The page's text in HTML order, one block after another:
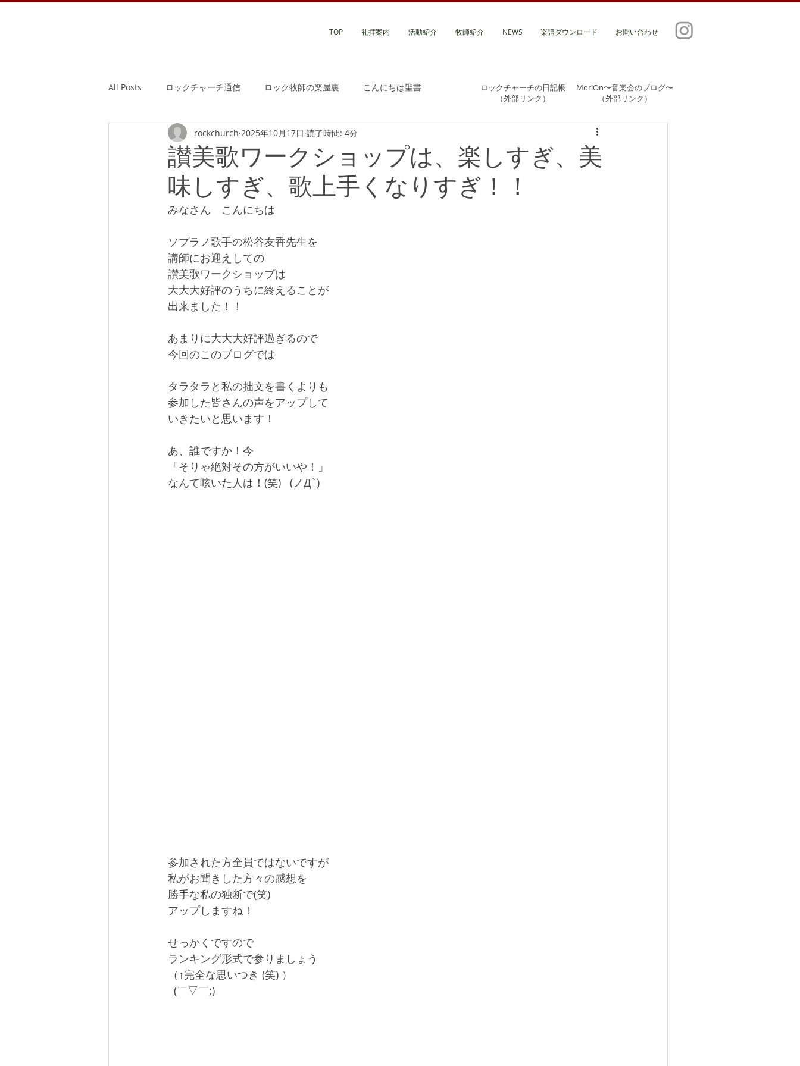
TOP 礼拝案内 活動紹介 牧師紹介 NEWS 楽譜ダウンロード お問い合わせ
All Posts ロックチャーチ通信 ロック牧師の楽屋裏 こんにちは聖書
讃美歌ワークショップは、楽しすぎ、美
味しすぎ、歌上手くなりすぎ！！
rockchurch 2025年10月17日 読了時間: 4分
みなさん　こんにちは
ソプラノ歌手の松谷友香先生を
講師にお迎えしての
讃美歌ワークショップは
大大大好評のうちに終えることが
出来ました！！
あまりに大大大好評過ぎるので
今回のこのブログでは
タラタラと私の拙文を書くよりも
参加した皆さんの声をアップして
いきたいと思います！
あ、誰ですか！今
「そりゃ絶対その方がいいや！」
なんて呟いた人は！(笑)   (ノД`)
参加された方全員ではないですが
私がお聞きした方々の感想を
勝手な私の独断で(笑)
アップしますね！
せっかくですので
ランキング形式で参りましょう
（↑完全な思いつき (笑) ）
  (￣▽￣;)
ロックチャーチの日記帳
（外部リンク）
MoriOn〜音楽会のブログ〜
​（外部リンク）